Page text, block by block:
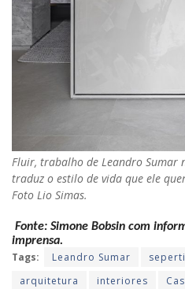
Fluir, trabalho de Leandro Sumar
traduz o estilo de vida que ele
Foto Lio Simas.
Fonte: Simone Bobsin com
imprensa.
Tags: Leandro Sumar
arquitetura
interiores